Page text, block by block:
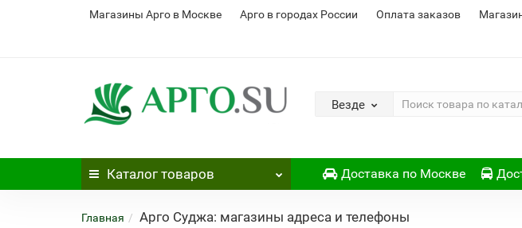
Магазины Арго в Москве Арго в городах России Оплата заказов
Везде
Каталог товаров Доставка по Москве
Главная Арго Суджа: магазины адреса и телефоны